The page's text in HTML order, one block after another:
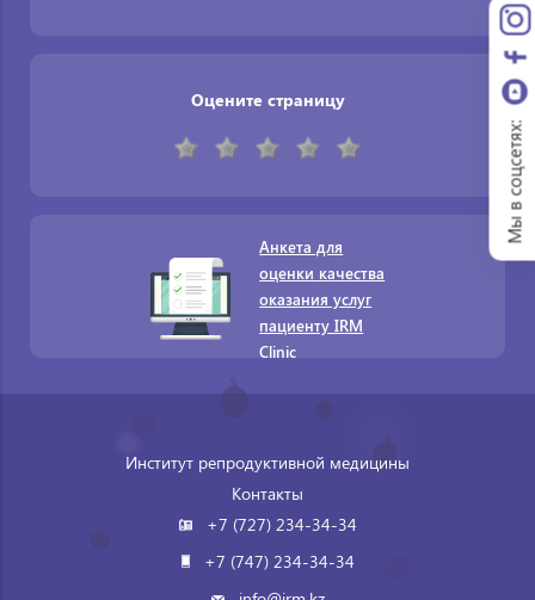
Оцените страницу
Анкета для
оценки качества
оказания услуг
пациенту IRM
Clinic
Институт репродуктивной медицины
Контакты
+7 (727) 234-34-34
+7 (747) 234-34-34
Мы в соцсетях: